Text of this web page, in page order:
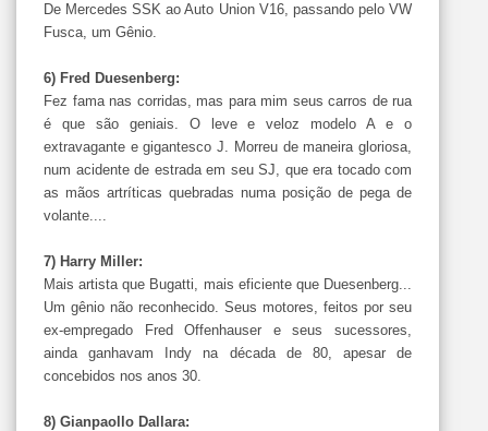
De Mercedes SSK ao Auto Union V16, passando pelo VW
Fusca, um Gênio.
6) Fred Duesenberg:
Fez fama nas corridas, mas para mim seus carros de rua
é que são geniais. O leve e veloz modelo A e o
extravagante e gigantesco J. Morreu de maneira gloriosa,
num acidente de estrada em seu SJ, que era tocado com
as mãos artríticas quebradas numa posição de pega de
volante....
7) Harry Miller:
Mais artista que Bugatti, mais eficiente que Duesenberg...
Um gênio não reconhecido. Seus motores, feitos por seu
ex-empregado Fred Offenhauser e seus sucessores,
ainda ganhavam Indy na década de 80, apesar de
concebidos nos anos 30.
8) Gianpaollo Dallara: